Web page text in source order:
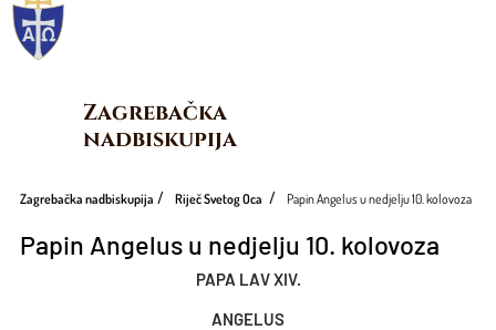
Zagrebačka
nadbiskupija
Zagrebačka nadbiskupija Riječ Svetog Oca Papin Angelus u nedjelju 10. kolovoza
Papin Angelus u nedjelju 10. kolovoza
PAPA LAV XIV.
ANGELUS